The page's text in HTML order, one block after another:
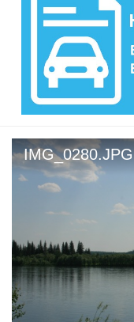
IMG_0280.JPG